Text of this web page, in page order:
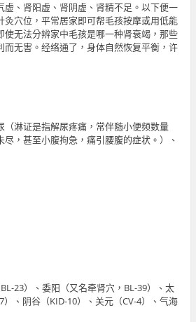
虚、肾阳虚、肾阴虚、肾精不足。以下便一
灸穴位，平常居家即可帮毛孩按摩或用低能
使无法分辨家中毛孩是哪一种肾衰竭，那些
而无害。经络通了，身体自然恢复平衡，许
（淋证是指解尿疼痛，常伴随小便频数量
，甚至小腹拘急，痛引腰腹的症状。）、
23）、委阳（又名牵肾穴，BL-39）、太
、阴谷（KID-10）、关元（CV-4）、气海